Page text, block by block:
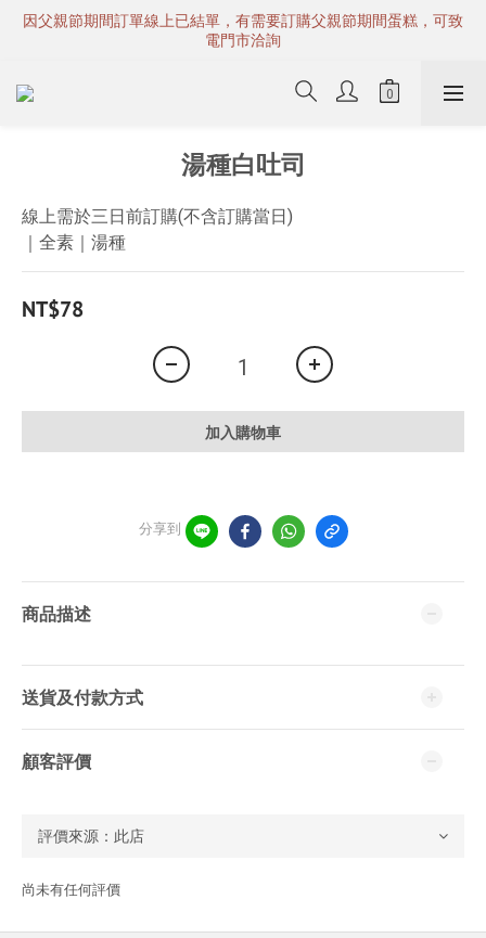
因父親節期間訂單線上已結單，有需要訂購父親節期間蛋糕，可致
電門市洽詢
湯種白吐司
線上需於三日前訂購(不含訂購當日)
｜全素｜湯種
NT$78
加入購物車
分享到
商品描述
送貨及付款方式
顧客評價
尚未有任何評價